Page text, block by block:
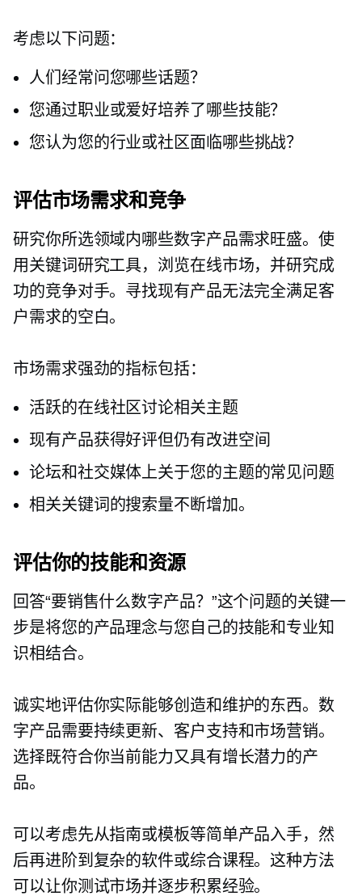
考虑以下问题：
人们经常问您哪些话题？
您通过职业或爱好培养了哪些技能？
您认为您的行业或社区面临哪些挑战？
评估市场需求和竞争
研究你所选领域内哪些数字产品需求旺盛。使
用关键词研究工具，浏览在线市场，并研究成
功的竞争对手。寻找现有产品无法完全满足客
户需求的空白。
市场需求强劲的指标包括：
活跃的在线社区讨论相关主题
现有产品获得好评但仍有改进空间
论坛和社交媒体上关于您的主题的常见问题
相关关键词的搜索量不断增加。
评估你的技能和资源
回答“要销售什么数字产品？”这个问题的关键一
步是将您的产品理念与您自己的技能和专业知
识相结合。
诚实地评估你实际能够创造和维护的东西。数
字产品需要持续更新、客户支持和市场营销。
选择既符合你当前能力又具有增长潜力的产
品。
可以考虑先从指南或模板等简单产品入手，然
后再进阶到复杂的软件或综合课程。这种方法
可以让你测试市场并逐步积累经验。